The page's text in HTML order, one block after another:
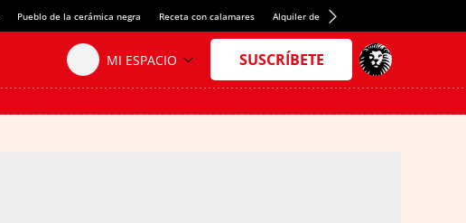
Pueblo de la cerámica negra Receta con calamares Alquiler de habitaciones en España